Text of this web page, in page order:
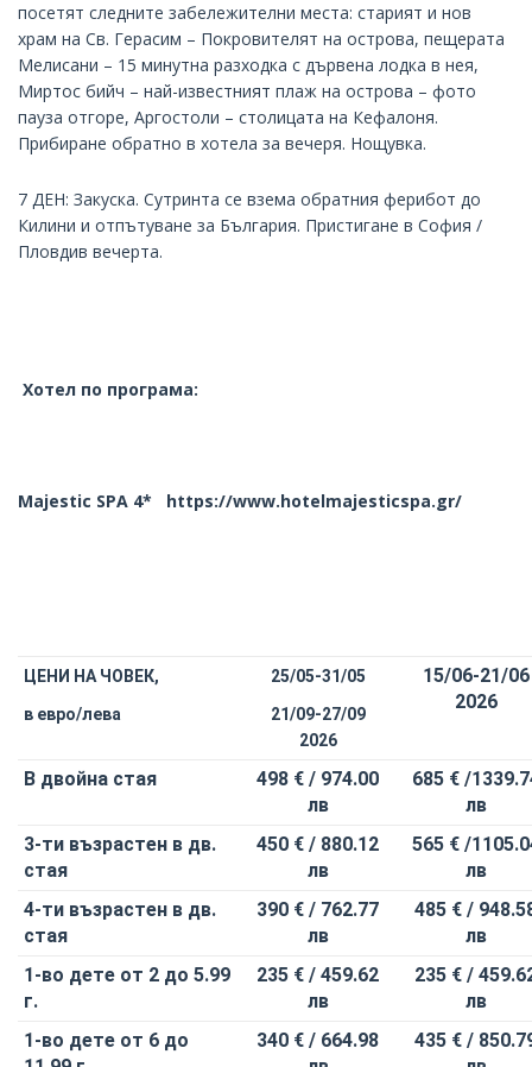
посетят следните забележителни места: старият и нов
храм на Св. Герасим – Покровителят на острова, пещерата
Мелисани – 15 минутна разходка с дървена лодка в нея,
Миртос бийч – най-известният плаж на острова – фото
пауза отгоре, Аргостоли – столицата на Кефалоня.
Прибиране обратно в хотела за вечеря. Нощувка.
7 ДЕН: Закуска. Сутринта се взема обратния ферибот до
Килини и отпътуване за България. Пристигане в София /
Пловдив вечерта.
Хотел по програма:
Majestic SPA 4* https://www.hotelmajesticspa.gr/
ЦЕНИ НА ЧОВЕК,
в евро/лева
25/05-31/05
21/09-27/09
2026
15/06-21/06
2026
В двойна стая 498 € / 974.00
лв
685 € /
лв
3-ти възрастен в дв.
стая
450 € / 880.12
лв
565 € /
лв
4-ти възрастен в дв.
стая
390 € / 762.77
лв
485 € /
лв
1-во дете от 2 до 5.99
г.
235 € / 459.62
лв
235 € /
лв
1-во дете от 6 до
340 € / 664.98
435 € /